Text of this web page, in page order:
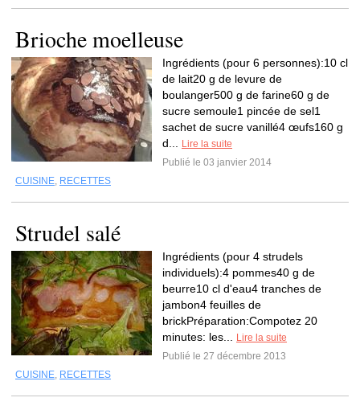
Brioche moelleuse
Ingrédients (pour 6 personnes):10 cl
de lait20 g de levure de
boulanger500 g de farine60 g de
sucre semoule1 pincée de sel1
sachet de sucre vanillé4 œufs160 g
d...
Lire la suite
Publié le 03 janvier 2014
CUISINE, RECETTES
Strudel salé
Ingrédients (pour 4 strudels
individuels):4 pommes40 g de
beurre10 cl d'eau4 tranches de
jambon4 feuilles de
brickPréparation:Compotez 20
minutes: les...
Lire la suite
Publié le 27 décembre 2013
CUISINE, RECETTES